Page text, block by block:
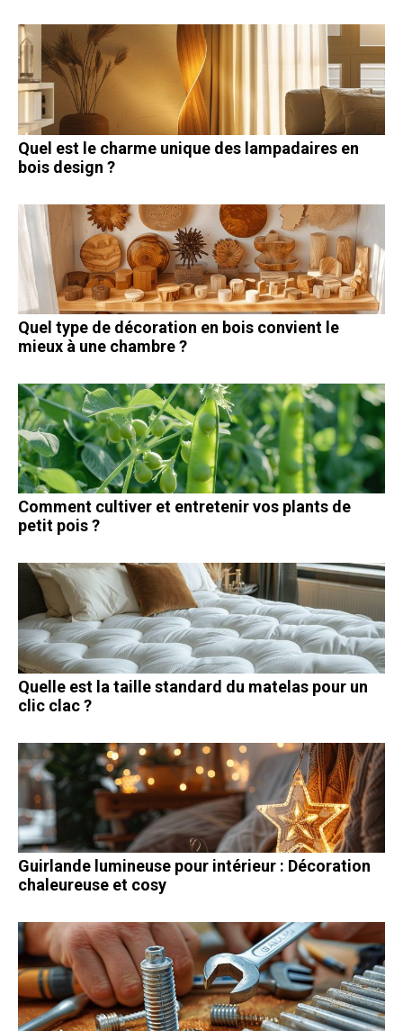
Quel est le charme unique des lampadaires en
bois design ?
Quel type de décoration en bois convient le
mieux à une chambre ?
Comment cultiver et entretenir vos plants de
petit pois ?
Quelle est la taille standard du matelas pour un
clic clac ?
Guirlande lumineuse pour intérieur : Décoration
chaleureuse et cosy